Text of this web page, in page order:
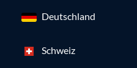
Deutschland
Schweiz